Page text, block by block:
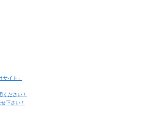
イト」
ください！
下さい！